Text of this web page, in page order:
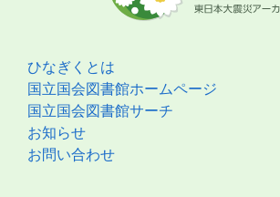
ひなぎくとは
国立国会図書館ホームページ
国立国会図書館サーチ
お知らせ
お問い合わせ